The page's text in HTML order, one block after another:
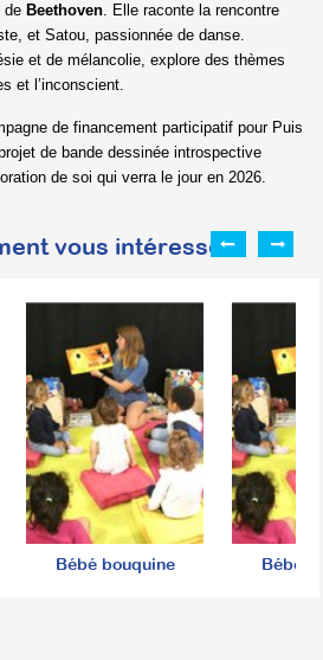
de Beethoven. Elle raconte la rencontre
et Satou, passionnée de danse.
et de mélancolie, explore des thèmes
et l’inconscient.
de financement participatif pour Puis
de bande dessinée introspective
de soi qui verra le jour en 2026.
vous intéresser :
Bébé bouquine Bébé